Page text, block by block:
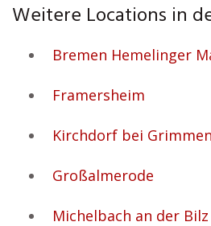
Weitere Locations in
Bremen Hemelinger
Framersheim
Kirchdorf bei Grimmen
Großalmerode
Michelbach an der Bilz